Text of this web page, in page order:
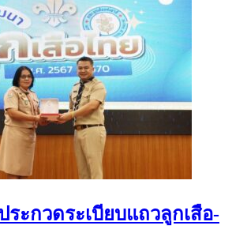
ระกวดระเบียบแถวลูกเสือ-